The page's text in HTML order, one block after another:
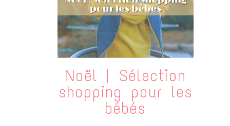
Noël | Sélection
shopping pour les
bébés